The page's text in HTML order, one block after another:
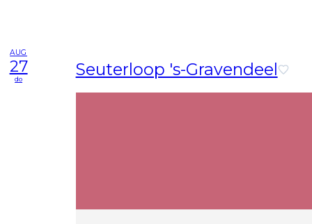
AUG
27
do Seuterloop 's-Gravendeel